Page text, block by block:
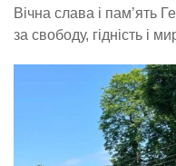
Вічна слава і пам’ять
за свободу, гідність і